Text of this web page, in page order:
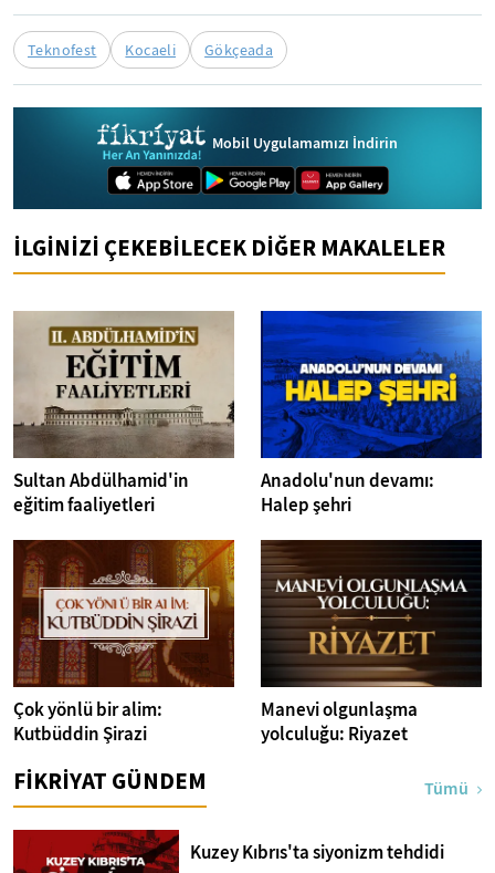
Teknofest Kocaeli Gökçeada
Mobil Uygulamamızı İndirin
İLGİNİZİ ÇEKEBİLECEK DİĞER MAKALELER
Sultan Abdülhamid'in
eğitim faaliyetleri
Anadolu'nun devamı:
Halep şehri
Çok yönlü bir alim:
Kutbüddin Şirazi
Manevi olgunlaşma
yolculuğu: Riyazet
FİKRİYAT GÜNDEM Tümü
Kuzey Kıbrıs'ta siyonizm tehdidi